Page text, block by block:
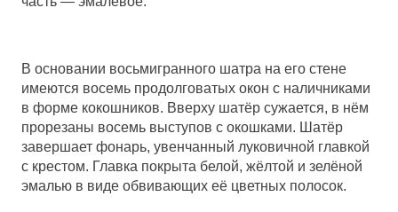
В основании восьмигранного шатра на его стене
имеются восемь продолговатых окон с наличниками
в форме кокошников. Вверху шатёр сужается, в нём
прорезаны восемь выступов с окошками. Шатёр
завершает фонарь, увенчанный луковичной главкой
с крестом. Главка покрыта белой, жёлтой и зелёной
эмалью в виде обвивающих её цветных полосок.